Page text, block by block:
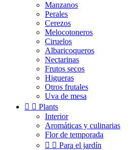
Manzanos
Perales
Cerezos
Melocotoneros
Ciruelos
Albaricoqueros
Nectarinas
Frutos secos
Higueras
Otros frutales
Uva de mesa
  Plants
Interior
Aromáticas y culinarias
Flor de temporada
  Para el jardín